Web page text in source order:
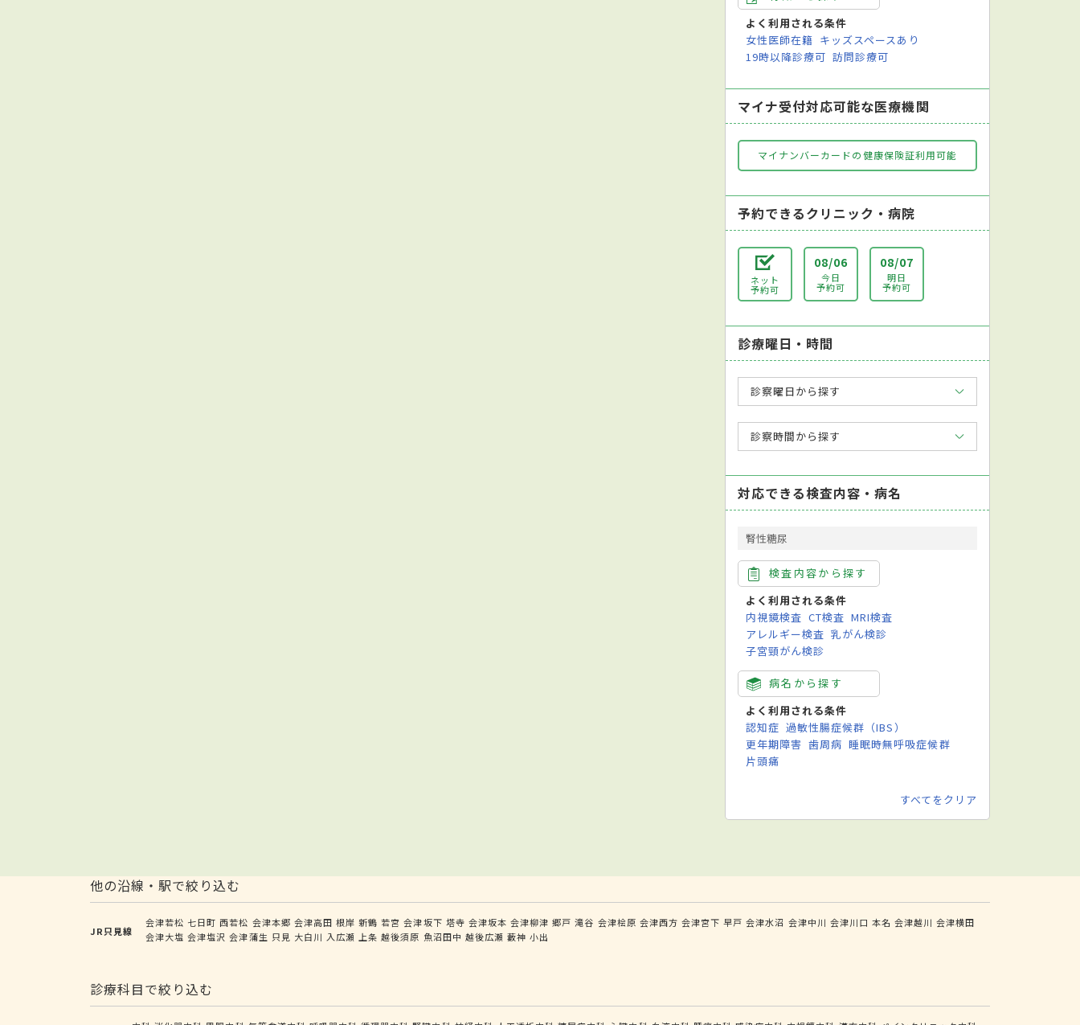
よく利用される条件
女性医師在籍 キッズスペースあり
19時以降診療可 訪問診療可
マイナ受付対応可能な医療機関
マイナンバーカードの健康保険証利用可能
予約できるクリニック・病院
ネット
予約可
08/06
今日
予約可
08/07
明日
予約可
診療曜日・時間
診察曜日から探す
診察時間から探す
対応できる検査内容・病名
腎性糖尿
検査内容から探す
よく利用される条件
内視鏡検査 CT検査 MRI検査
アレルギー検査 乳がん検診
子宮頸がん検診
病名から探す
よく利用される条件
認知症 過敏性腸症候群（IBS）
更年期障害 歯周病 睡眠時無呼吸症候群
片頭痛
すべてをクリア
他の沿線・駅で絞り込む
JR只見線
会津若松 七日町 西若松 会津本郷 会津高田 根岸 新鶴 若宮 会津坂下 塔寺 会津坂本 会津柳津 郷戸 滝谷 会津桧原 会津西方 会津宮下 早戸 会津水沼 会津中川 会津川口 本名 会津越川 会津横田
会津大塩 会津塩沢 会津蒲生 只見 大白川 入広瀬 上条 越後須原 魚沼田中 越後広瀬 藪神 小出
診療科目で絞り込む